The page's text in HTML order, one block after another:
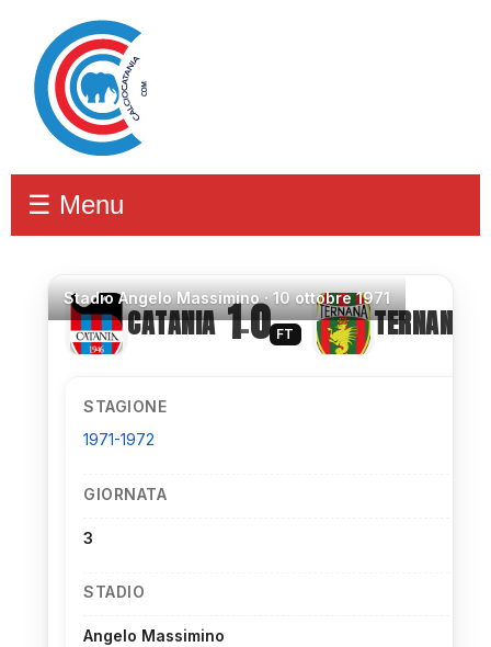
☰ Menu
StadioAngelo Massimino ·10 ottobre 1971
CATANIA 1–0 FT TERNANA
STAGIONE
1971-1972
GIORNATA
3
STADIO
Angelo Massimino